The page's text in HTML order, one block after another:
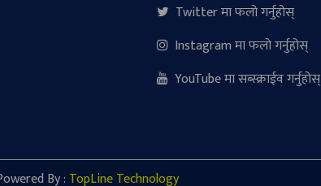
Twitter मा फलो गर्नुहोस्
Instagram मा फलो गर्नुहोस्
YouTube मा सब्स्क्राईव गर्नुहोस्
By : TopLine Technology